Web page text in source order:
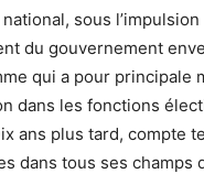
sous
du gouvernement
qui a pour principale
dans les fonctions
ans plus tard, compte
dans tous ses champs